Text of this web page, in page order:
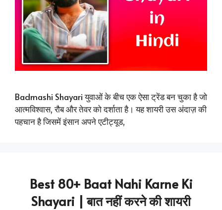
Badmashi Shayari युवाओं के बीच एक ऐसा ट्रेंड बन चुका है जो
आत्मविश्वास, रौब और तेवर को दर्शाता है। यह शायरी उस अंदाज़ की
पहचान है जिसमें इंसान अपने एटीट्यूड,
Best 80+ Baat Nahi Karne Ki
Shayari | बात नहीं करने की शायरी